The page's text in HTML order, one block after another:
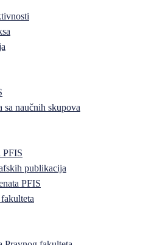
sa naučnih skupova
PFIS
publikacija
PFIS